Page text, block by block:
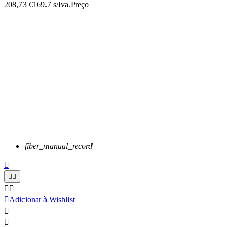
208,73 €169.7 s/Iva.Preço
fiber_manual_record


 
Adicionar à Wishlist

